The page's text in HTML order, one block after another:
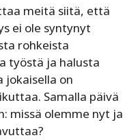
meitä siitä, että
ei ole syntynyt
rohkeista
työstä ja halusta
jokaisella on
Samalla päivä
missä olemme nyt ja